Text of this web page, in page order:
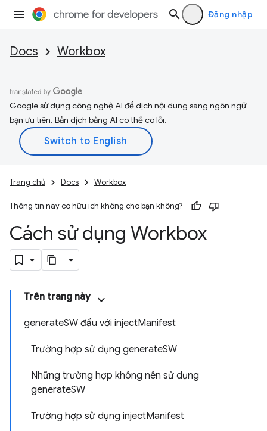
Đăng nhập
Docs Workbox
Google sử dụng công nghệ AI để dịch nội dung sang ngôn ngữ
bạn ưu tiên. Bản dịch bằng AI có thể có lỗi.
Trang chủ Docs Workbox
Thông tin này có hữu ích không cho bạn không?
Cách sử dụng Workbox
Trên trang này
generateSW đấu với injectManifest
Trường hợp sử dụng generateSW
Những trường hợp không nên sử dụng
generateSW
Trường hợp sử dụng injectManifest